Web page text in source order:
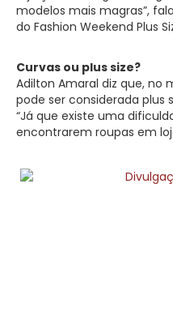
modelos mais magras”,
do Fashion Weekend Plus
Curvas ou plus size?
Adilton Amaral diz que, no
pode ser considerada plus
“Já que existe uma
encontrarem roupas em